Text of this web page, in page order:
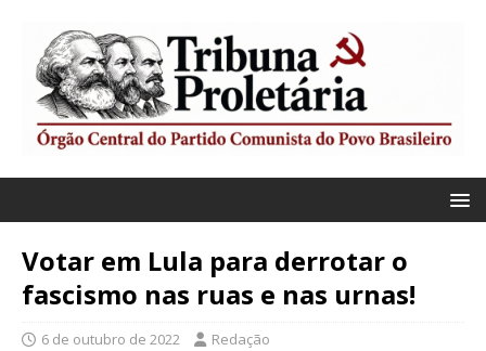
Votar em Lula para derrotar o
fascismo nas ruas e nas urnas!
6 de outubro de 2022 Redação